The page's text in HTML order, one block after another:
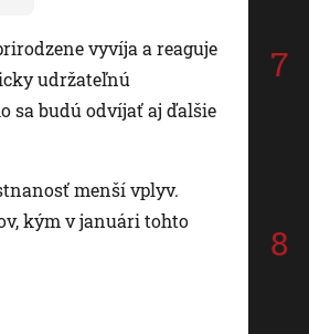
vyvíja a reaguje
udržateľnú
sa budú odvíjať aj ďalšie
menší vplyv.
kým v januári tohto